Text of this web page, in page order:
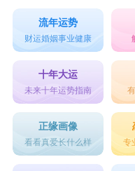
流年运势
财运婚姻事业健康
十年大运
未来十年运势指南
正缘画像
看看真爱长什么样 专